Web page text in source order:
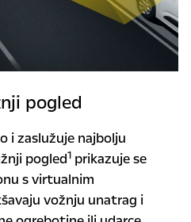
pogled
i zaslužuje najbolju
pogled1prikazuje se
s virtualnim
vožnju unatrag i